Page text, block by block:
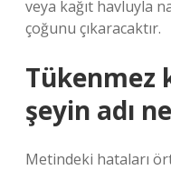
veya kağıt havluyla
çoğunu çıkaracaktır.
Tükenmez
şeyin adı
Metindeki hataları